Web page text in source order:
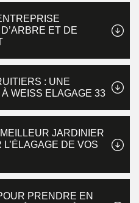
ET DE
: UNE
WEISS ELAGAGE 33
JARDINIER
DE VOS
PRENDRE EN